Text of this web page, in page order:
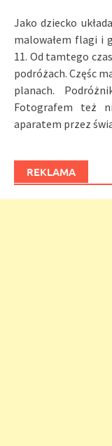
Jako dziecko
malowałem flagi i
11. Od tamtego
podróżach. Częśc
planach.
Fotografem też
aparatem przez
REKLAMA